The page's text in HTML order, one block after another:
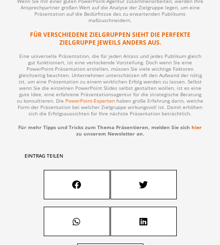
Ansprechpartner großen Wert auf die Analyse der Zielgruppe legen, um eine
Präsentation auf die Bedürfnisse des zu erwartenden Publikums
maßzuschneidern.
FÜR VERSCHIEDENE ZIELGRUPPEN SIEHT DIE PERFEKTE
ZIELGRUPPE JEWEILS ANDERS AUS.
Eine universelle Präsentation, die für jeden Anlass und jedes Publikum gleich
gut funktioniert, ist eine verlockende Vorstellung. Doch wenn Sie eine
PowerPoint-Präsentation erstellen, müssen Sie viele wichtige Faktoren
gleichzeitig beachten. Unternehmen unterschätzen oft den Aufwand der nötig
ist, um eine Präsentation zu einem wirklichen Erfolg werden zu lassen. Selbst
wenn Sie die einzelnen PowerPoint Slides selbst gestalten wollen, ist es eine
gute Idee, eine erfahrene Präsentationsagentur für die strategische Beratung
zu konsultieren. Die PowerPoint-Experten haben große Erfahrung darin, welche
Form der Präsentation bei welcher Zielgruppe wirkungsvoll ist. Damit erhöhen
sich die Erfolgsaussichten für Ihre nächste Präsentation beträchtlich.
Für mehr Tipps und Tricks zum Thema Präsentieren, melden Sie sich hier
zu unserem Newsletter an.
EINTRAG TEILEN